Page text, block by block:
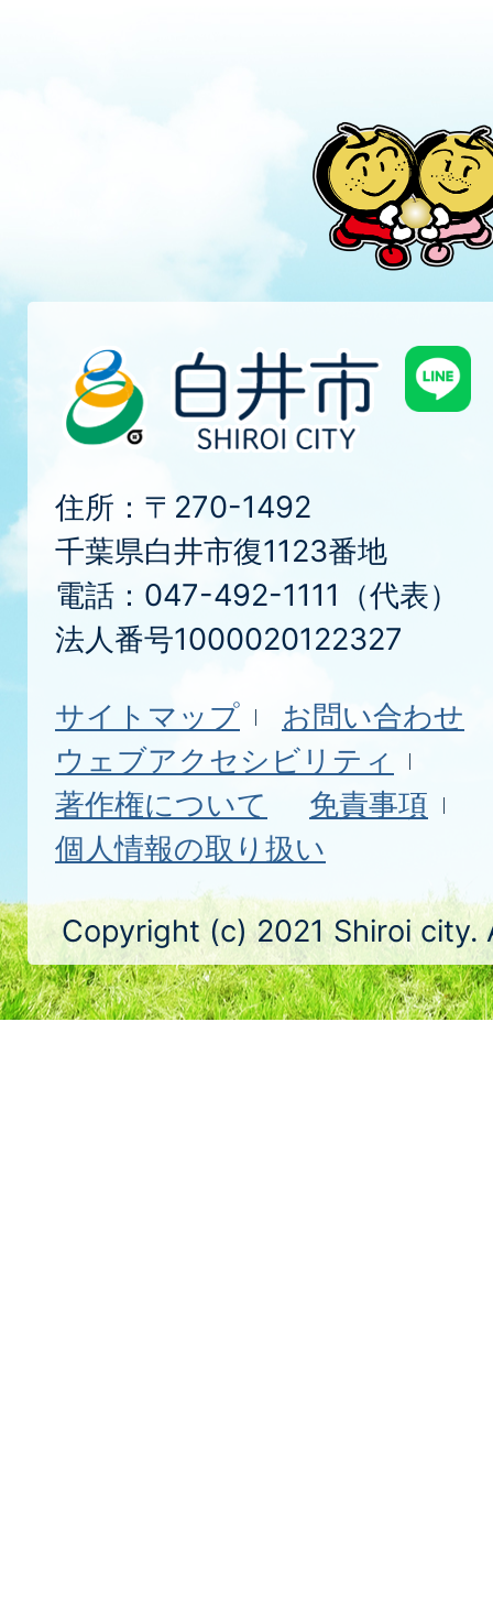
住所：〒270-1492
千葉県白井市復1123番地
電話：047-492-1111（代表）
法人番号1000020122327
サイトマップ
お問い合わせ
ウェブアクセシビリティ
著作権について
免責事項
個人情報の取り扱い
Copyright (c) 2021 Shiroi city.